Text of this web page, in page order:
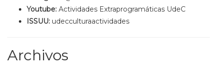
Youtube: Actividades Extraprogramáticas UdeC
ISSUU: udecculturaactividades
Archivos